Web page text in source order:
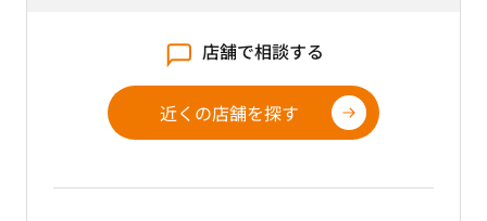
店舗で相談する
近くの店舗を探す